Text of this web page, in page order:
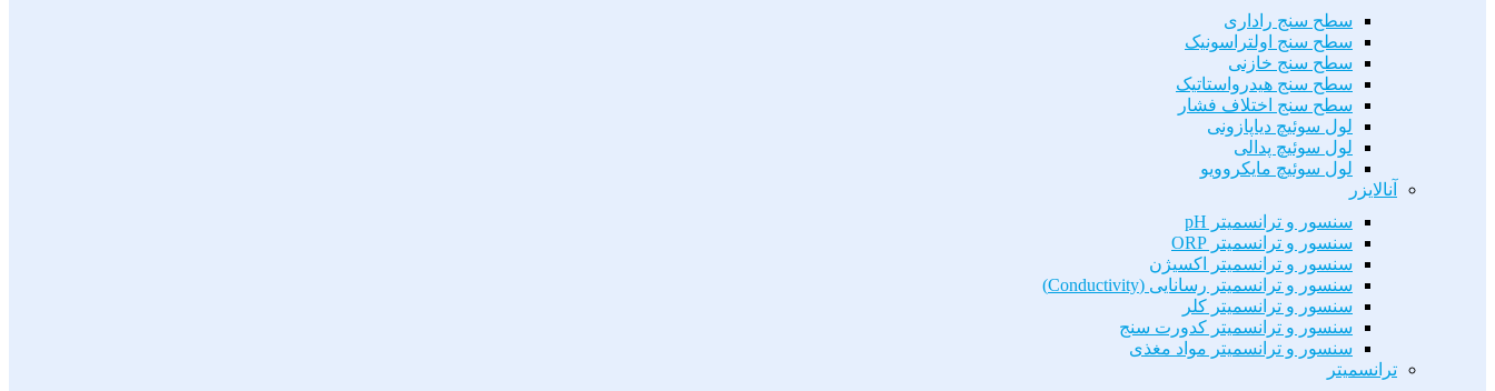
سطح سنج راداری
سطح سنج اولتراسونیک
سطح سنج خازنی
سطح سنج هیدرواستاتیک
سطح سنج اختلاف فشار
لول سوئیچ دیاپازونی
لول سوئیچ پدالی
لول سوئیچ مایکروویو
آنالایزر
سنسور و ترانسمیتر pH
سنسور و ترانسمیتر ORP
سنسور و ترانسمیتر اکسیژن
سنسور و ترانسمیتر رسانایی (Conductivity)
سنسور و ترانسمیتر کلر
سنسور و ترانسمیتر کدورت سنج
سنسور و ترانسمیتر مواد مغذی
ترانسمیتر